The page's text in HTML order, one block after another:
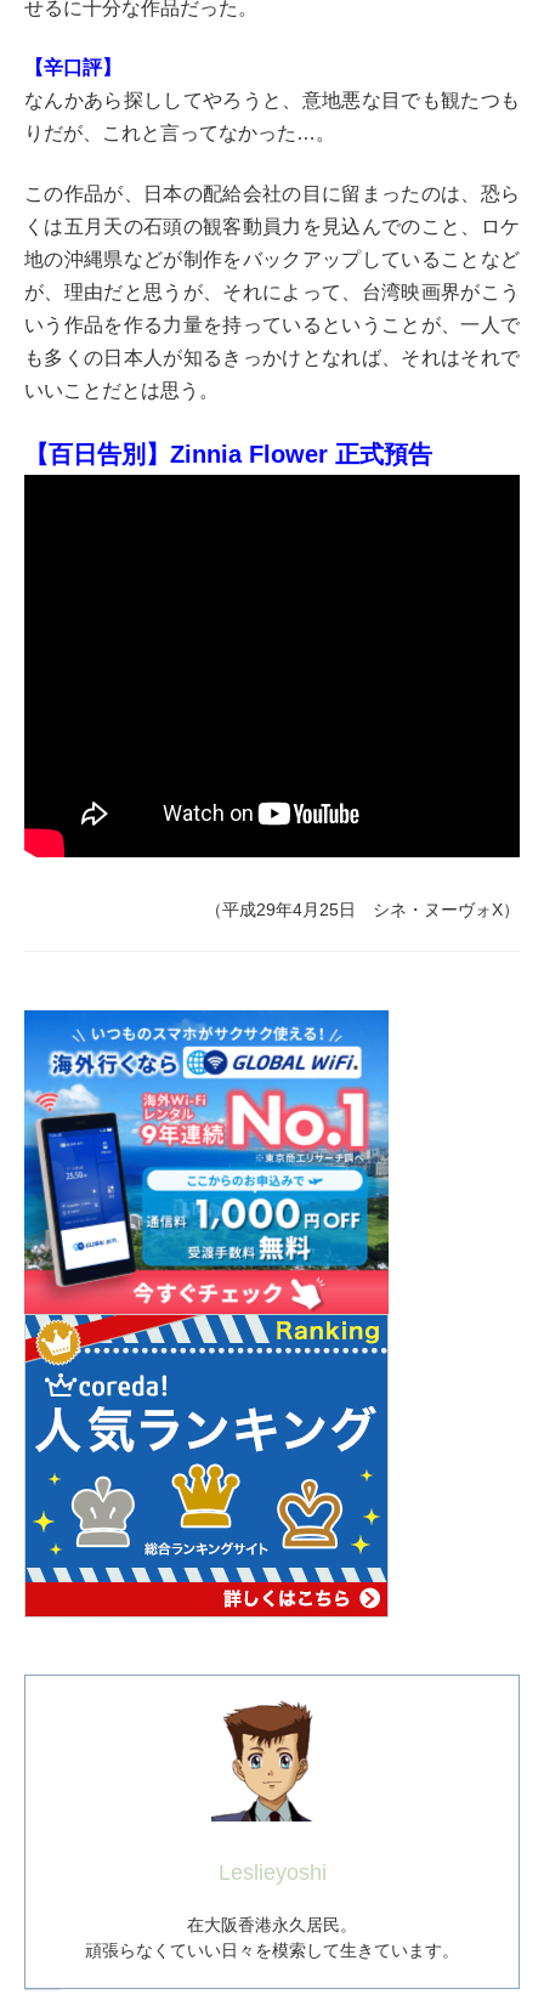
せるに十分な作品だった。
【辛口評】
なんかあら探ししてやろうと、意地悪な目でも観たつも
りだが、これと言ってなかった…。
この作品が、日本の配給会社の目に留まったのは、恐ら
くは五月天の石頭の観客動員力を見込んでのこと、ロケ
地の沖縄県などが制作をバックアップしていることなど
が、理由だと思うが、それによって、台湾映画界がこう
いう作品を作る力量を持っているということが、一人で
も多くの日本人が知るきっかけとなれば、それはそれで
いいことだとは思う。
【百日告別】Zinnia Flower 正式預告
（平成29年4月25日 シネ・ヌーヴォX）
Leslieyoshi
在大阪香港永久居民。
頑張らなくていい日々を模索して生きています。